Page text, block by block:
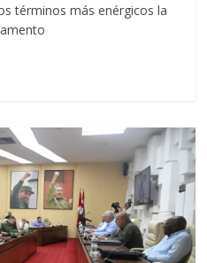
términos más enérgicos la